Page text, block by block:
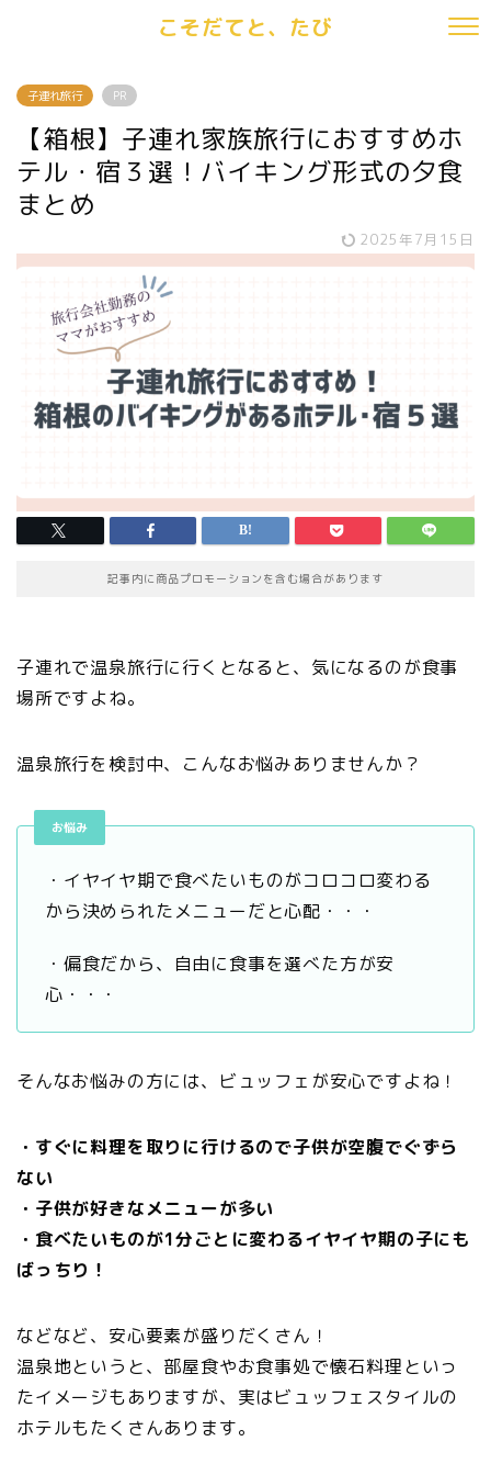
こそだてと、たび
子連れ旅行 PR
【箱根】子連れ家族旅行におすすめホ
テル・宿３選！バイキング形式の夕食
まとめ
2025年7月15日
記事内に商品プロモーションを含む場合があります
子連れで温泉旅行に行くとなると、気になるのが食事
場所ですよね。
温泉旅行を検討中、こんなお悩みありませんか？
お悩み
・イヤイヤ期で食べたいものがコロコロ変わる
から決められたメニューだと心配・・・
・偏食だから、自由に食事を選べた方が安
心・・・
そんなお悩みの方には、ビュッフェが安心ですよね！
・すぐに料理を取りに行けるので子供が空腹でぐずら
ない
・子供が好きなメニューが多い
・食べたいものが1分ごとに変わるイヤイヤ期の子にも
ばっちり！
などなど、安心要素が盛りだくさん！
温泉地というと、部屋食やお食事処で懐石料理といっ
たイメージもありますが、実はビュッフェスタイルの
ホテルもたくさんあります。